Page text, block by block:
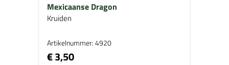
Mexicaanse Dragon
Kruiden
Artikelnummer: 4920
€ 3,50